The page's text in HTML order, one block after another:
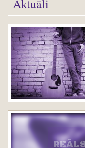
Aktuāli